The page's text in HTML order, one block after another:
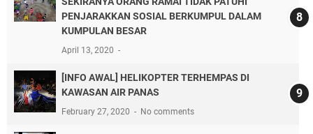
PENJARAKKAN SOSIAL BERKUMPUL DALAM
KUMPULAN BESAR
April 13, 2020
[INFO AWAL] HELIKOPTER TERHEMPAS DI
KAWASAN AIR PANAS
February 27, 2020 No comments